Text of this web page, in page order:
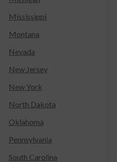
Mississippi
Montana
Nevada
New Jersey
New York
North Dakota
Oklahoma
Pennsylvania
South Carolina